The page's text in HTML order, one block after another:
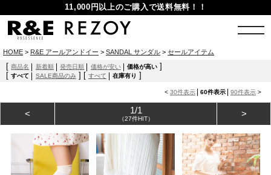
11,000円以上のご購入で送料無料！！
HOME > R&E アールアンドイー > SANDAL サンダル > セールアイテム
[商品名 新着順 発売日順 価格が安い 価格が高い ]
[すべて SALE商品のみ ] [ すべて 在庫有り ]
< 30件表示 60件表示 90件表示 >
< 1/1
（27件HIT） >